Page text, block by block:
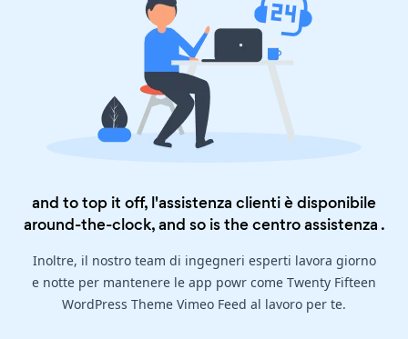
and to top it off, l'assistenza clienti è disponibile
around-the-clock, and so is thecentro assistenza .
Inoltre, il nostro team di ingegneri esperti lavora giorno
e notte per mantenere le app powr come Twenty Fifteen
WordPress Theme Vimeo Feed al lavoro per te.